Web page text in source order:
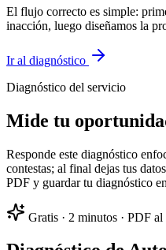
El flujo correcto es simple:
inacción, luego diseñamos la
Ir al diagnóstico
Diagnóstico del servicio
Mide tu
Responde este diagnóstico
contestas; al final dejas tus
PDF y guardar tu diagnóstico
Gratis · 2 minutos · PDF al